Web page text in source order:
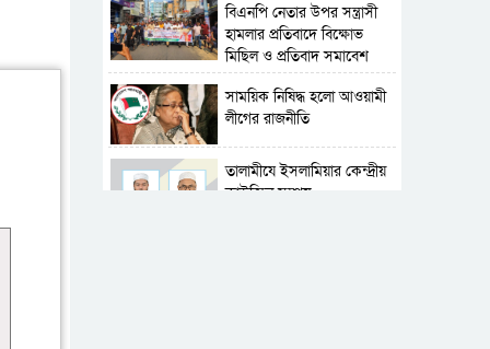
বিএনপি নেতার উপর সন্ত্রাসী
হামলার প্রতিবাদে বিক্ষোভ
মিছিল ও প্রতিবাদ সমাবেশ
সাময়িক নিষিদ্ধ হলো আওয়ামী
লীগের রাজনীতি
‎তালামীযে ইসলামিয়ার কেন্দ্রীয়
কাউন্সিল সম্পন্ন